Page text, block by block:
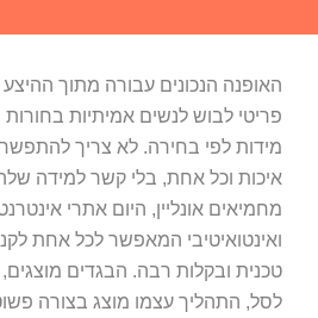
האופנה הנכונים עבורה מתוך
פריטי לבוש לנשים אמיתיות
מידות לפי בחירה. לא צריך להתפשר
איכות וכל אחת, בלי קשר למידה
מחמיאים אונליין, היום אתרי
ואינטואיטיבי המאפשר לכל אחת
טכנית ובקלות רבה. הבגדים מוצגים,
לסל, התהליך עצמו מוצג בצורה